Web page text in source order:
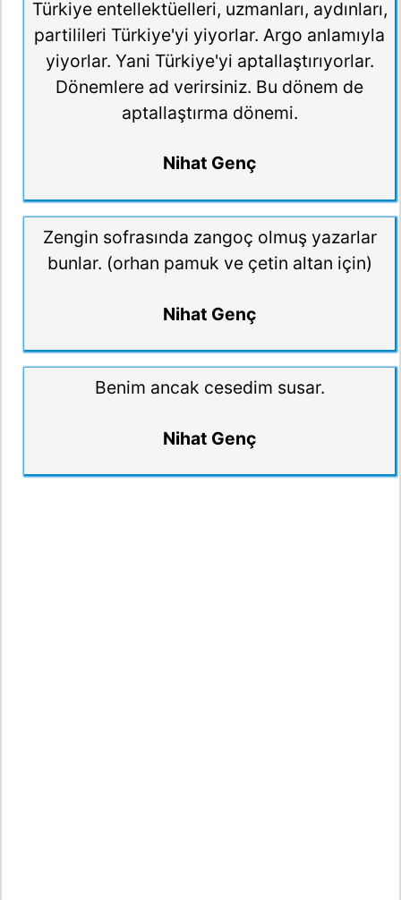
Türkiye entellektüelleri, uzmanları, aydınları,
partilileri Türkiye'yi yiyorlar. Argo anlamıyla
yiyorlar. Yani Türkiye'yi aptallaştırıyorlar.
Dönemlere ad verirsiniz. Bu dönem de
aptallaştırma dönemi.
Nihat Genç
Zengin sofrasında zangoç olmuş yazarlar
bunlar. (orhan pamuk ve çetin altan için)
Nihat Genç
Benim ancak cesedim susar.
Nihat Genç